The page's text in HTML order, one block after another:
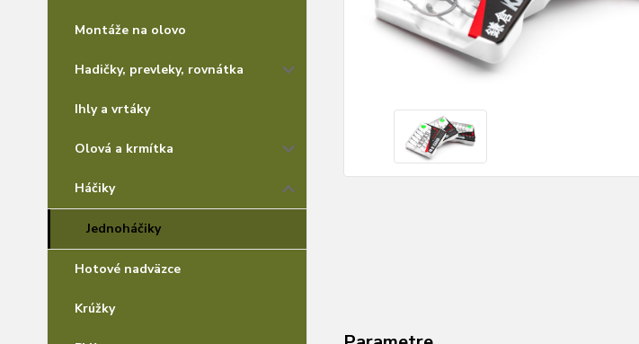
Montáže na olovo
Hadičky, prevleky, rovnátka
Ihly a vrtáky
Olová a krmítka
Háčiky
Jednoháčiky
Hotové nadväzce
Krúžky